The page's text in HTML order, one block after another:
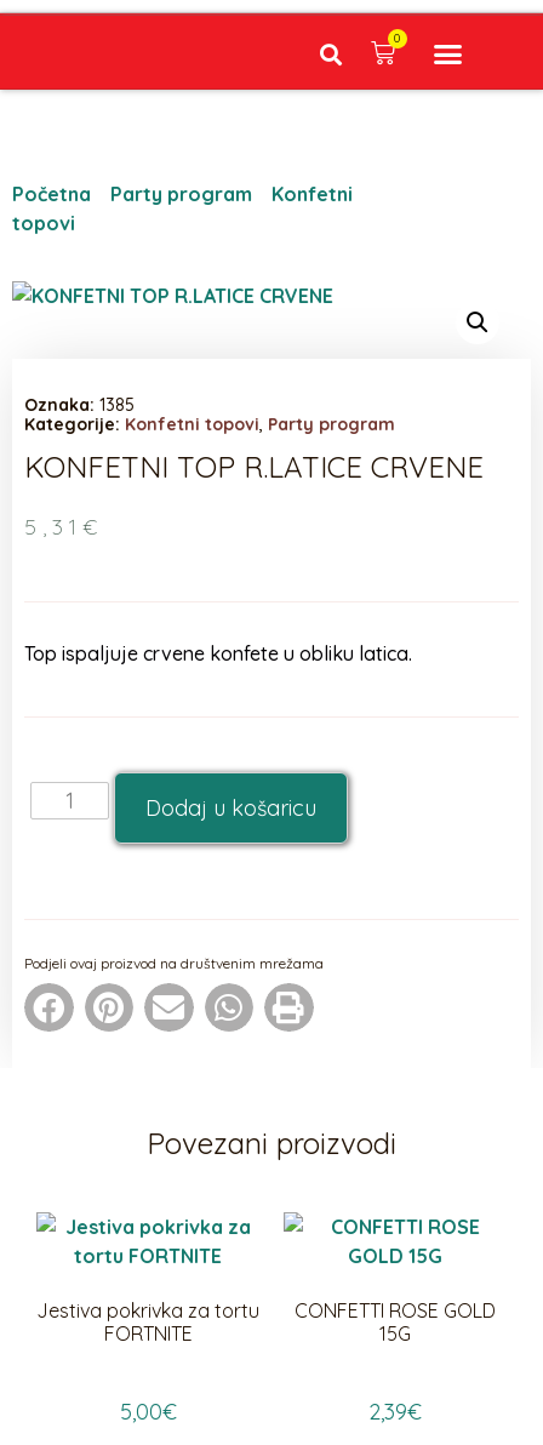
0
Početna Party program
Konfetni
topovi
Oznaka: 1385
Kategorije: Konfetni topovi Party program
KONFETNI TOP R.LATICE CRVENE
5,31 €
Top ispaljuje crvene konfete u obliku latica.
Dodaj u košaricu
Podjeli ovaj proizvod na društvenim mrežama
Povezani proizvodi
Jestiva pokrivka za tortu
FORTNITE
5,00€
CONFETTI ROSE GOLD
15G
2,39€